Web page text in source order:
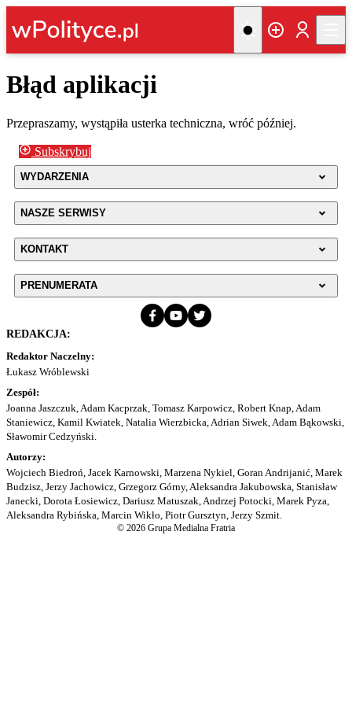
Błąd aplikacji
Przepraszamy, wystąpiła usterka techniczna, wróć później.
Subskrybuj
WYDARZENIA
NASZE SERWISY
KONTAKT
PRENUMERATA
REDAKCJA:
Redaktor Naczelny:
Łukasz Wróblewski
Zespół:
Joanna Jaszczuk, Adam Kacprzak, Tomasz Karpowicz, Robert Knap, Adam
Staniewicz, Kamil Kwiatek, Natalia Wierzbicka, Adrian Siwek, Adam Bąkowski,
Sławomir Cedzyński.
Autorzy:
Wojciech Biedroń, Jacek Karnowski, Marzena Nykiel, Goran Andrijanić, Marek
Budzisz, Jerzy Jachowicz, Grzegorz Górny, Aleksandra Jakubowska, Stanisław
Janecki, Dorota Łosiewicz, Dariusz Matuszak, Andrzej Potocki, Marek Pyza,
Aleksandra Rybińska, Marcin Wikło, Piotr Gursztyn, Jerzy Szmit.
© 2026 Grupa Medialna Fratria